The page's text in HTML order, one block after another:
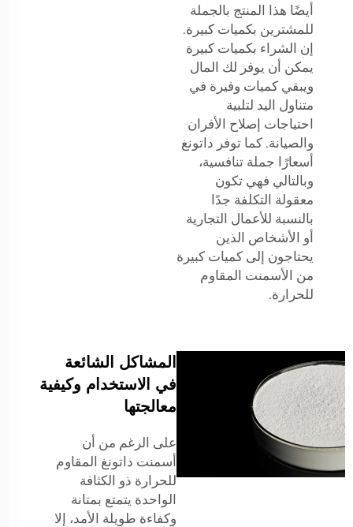
أيضًا هذا المنتج بالجملة
للمشترين بكميات كبيرة.
إن الشراء بكميات كبيرة
يمكن أن يوفر لك المال
ويبقي كميات وفيرة في
متناول اليد لتلبية
احتياجات إصلاح الأفران
والصيانة. كما توفر داتونغ
أسعارًا جملة تنافسية،
وبالتالي فهي تكون
معقولة التكلفة جدًا
بالنسبة للأعمال التجارية
أو الأشخاص الذين
يحتاجون إلى كميات كبيرة
من الأسمنت المقاوم
للحرارة.
المشاكل الشائعة
في الاستخدام وكيفية
معالجتها
على الرغم من أن
أسمنت داتونغ المقاوم
للحرارة ذو الكثافة
الواحدة يتمتع بمتانة
وكفاءة طويلة الأمد، إلا